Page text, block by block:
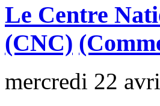
Le Centre
(CNC)
mercredi 22